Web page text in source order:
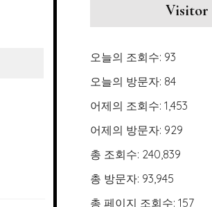
Visitor
오늘의 조회수: 93
오늘의 방문자: 84
어제의 조회수: 1,453
어제의 방문자: 929
총 조회수: 240,839
총 방문자: 93,945
총 페이지 조회수: 157